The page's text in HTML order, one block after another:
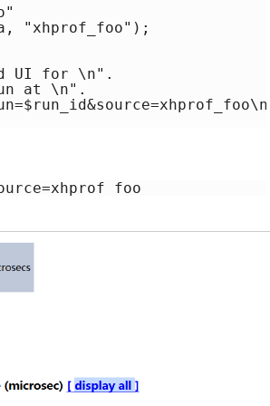
"xhprof_foo");
UI for \n".
at \n".